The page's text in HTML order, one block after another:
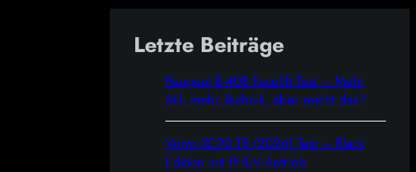
Letzte Beiträge
Peugeot E-408 Facelift Test – Mehr
Stil, mehr Technik, aber reicht das?
Volvo XC90 T8 (2026) Test – Black
Edition mit PHEV-Antrieb